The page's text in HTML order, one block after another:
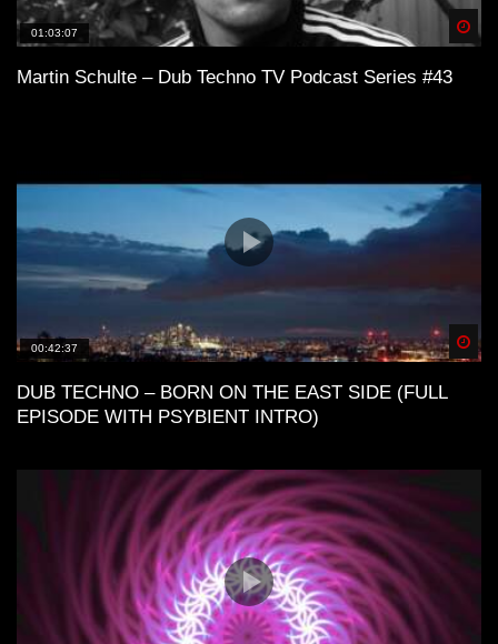
01:03:07
Martin Schulte – Dub Techno TV Podcast Series #43
00:42:37
DUB TECHNO – BORN ON THE EAST SIDE (FULL
EPISODE WITH PSYBIENT INTRO)